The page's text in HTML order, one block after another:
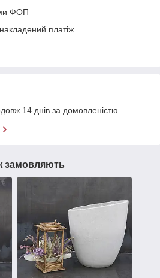
ФОП
платіж
14 днів за домовленістю
замовляють